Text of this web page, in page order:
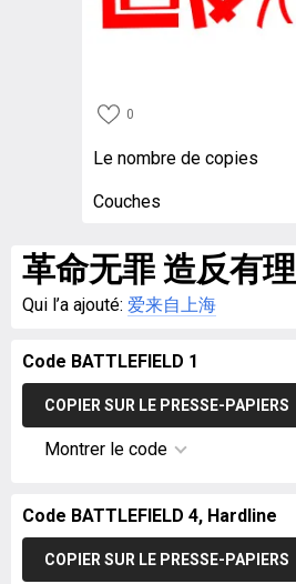
0
Le nombre de copies
Couches
革命无罪 造反有理
Qui l’a ajouté: 爱来自上海
Code BATTLEFIELD 1
COPIER SUR LE PRESSE-PAPIERS
Montrer le code
Code BATTLEFIELD 4, Hardline
COPIER SUR LE PRESSE-PAPIERS